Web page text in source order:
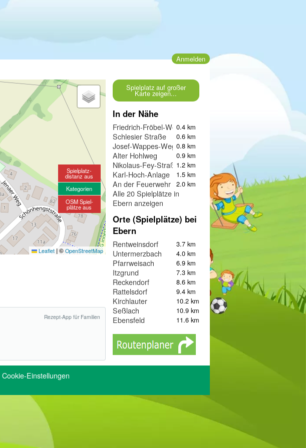
Anmelden
Leaflet |© OpenStreetMap
Spielplatz-
distanz aus
Kategorien
OSM Spiel-
plätze aus
Rezept-App für Familien
Spielplatz auf großer
Karte zeigen...
In der Nähe
Friedrich-Fröbel-Weg0.4 km
Schlesier Straße 0.6 km
Josef-Wappes-Weg 0.8 km
Alter Hohlweg 0.9 km
Nikolaus-Fey-Straße1.2 km
Karl-Hoch-Anlage 1.5 km
An der Feuerwehr 2.0 km
Alle 20 Spielplätze in
Ebern anzeigen
Orte (Spielplätze) bei
Ebern
Rentweinsdorf 3.7 km
Untermerzbach 4.0 km
Pfarrweisach 6.9 km
Itzgrund 7.3 km
Reckendorf 8.6 km
Rattelsdorf 9.4 km
Kirchlauter 10.2 km
Seßlach 10.9 km
Ebensfeld 11.6 km
Cookie-Einstellungen